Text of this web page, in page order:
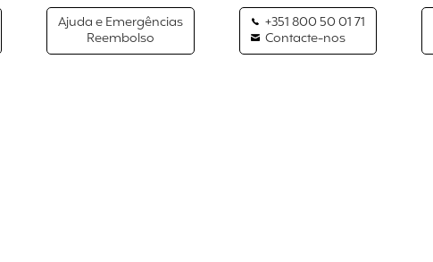
Ajuda e Emergências
Reembolso
+351 800 50 01 71
Contacte-nos